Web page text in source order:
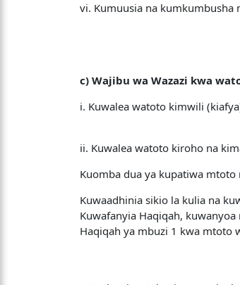
vi. Kumuusia na kumkumbusha
c) Wajibu wa Wazazi kwa
i. Kuwalea watoto kimwili
ii. Kuwalea watoto kiroho na
Kuomba dua ya kupatiwa
Kuwaadhinia sikio la kulia na
Kuwafanyia Haqiqah,
Haqiqah ya mbuzi 1 kwa mtoto